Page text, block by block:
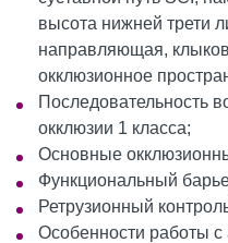
высота нижней трети
направляющая,
окклюзионное
Последовательность
окклюзии 1 класса;
Основные
Функциональный
Ретрузионный
Особенности работы с